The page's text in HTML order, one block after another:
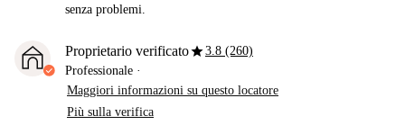
senza problemi.
Proprietario verificatostar3.8 (260)
Professionale ·
Maggiori informazioni su questo locatore
Più sulla verifica